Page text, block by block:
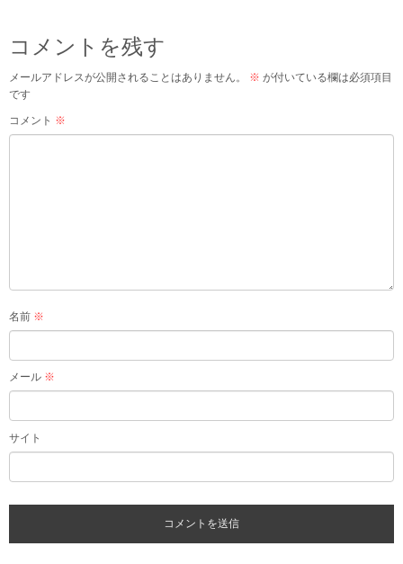
コメントを残す
メールアドレスが公開されることはありません。 ※ が付いている欄は必須項目
です
コメント ※
名前 ※
メール ※
サイト